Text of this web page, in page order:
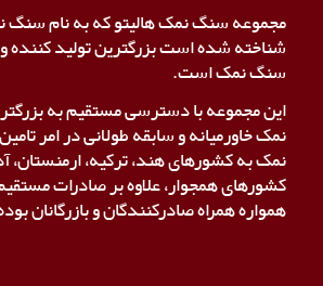
مجموعه سنگ نمک هالیتو که به نام سنگ
شناخته شده است بزرگترین تولید کننده و
سنگ نمک است.
این مجموعه با دسترسی مستقیم به
نمک خاورمیانه و سابقه طولانی در امر
نمک به کشورهای هند، ترکیه، ارمنستان،
کشورهای همجوار، علاوه بر صادرات
همواره همراه صادرکنندگان و بازرگانان